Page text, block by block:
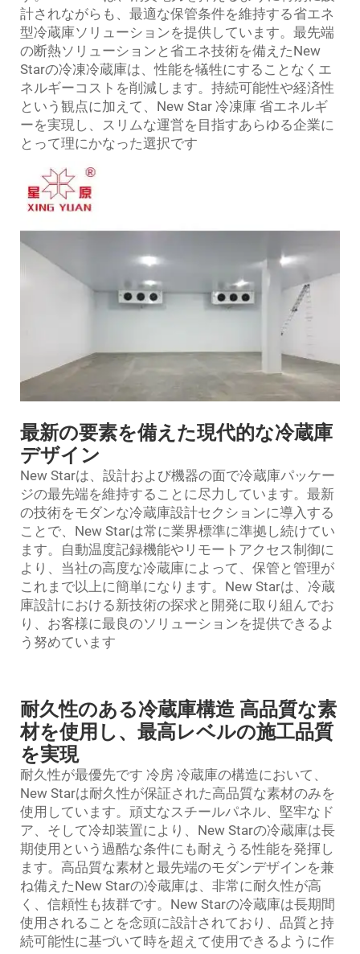
計されながらも、最適な保管条件を維持する省エネ
型冷蔵庫ソリューションを提供しています。最先端
の断熱ソリューションと省エネ技術を備えたNew
Starの冷凍冷蔵庫は、性能を犠牲にすることなくエ
ネルギーコストを削減します。持続可能性や経済性
という観点に加えて、New Star 冷凍庫 省エネルギ
ーを実現し、スリムな運営を目指すあらゆる企業に
とって理にかなった選択です
最新の要素を備えた現代的な冷蔵庫
デザイン
New Starは、設計および機器の面で冷蔵庫パッケー
ジの最先端を維持することに尽力しています。最新
の技術をモダンな冷蔵庫設計セクションに導入する
ことで、New Starは常に業界標準に準拠し続けてい
ます。自動温度記録機能やリモートアクセス制御に
より、当社の高度な冷蔵庫によって、保管と管理が
これまで以上に簡単になります。New Starは、冷蔵
庫設計における新技術の探求と開発に取り組んでお
り、お客様に最良のソリューションを提供できるよ
う努めています
耐久性のある冷蔵庫構造 高品質な素
材を使用し、最高レベルの施工品質
を実現
耐久性が最優先です 冷房 冷蔵庫の構造において、
New Starは耐久性が保証された高品質な素材のみを
使用しています。頑丈なスチールパネル、堅牢なド
ア、そして冷却装置により、New Starの冷蔵庫は長
期使用という過酷な条件にも耐えうる性能を発揮し
ます。高品質な素材と最先端のモダンデザインを兼
ね備えたNew Starの冷蔵庫は、非常に耐久性が高
く、信頼性も抜群です。New Starの冷蔵庫は長期間
使用されることを念頭に設計されており、品質と持
続可能性に基づいて時を超えて使用できるように作